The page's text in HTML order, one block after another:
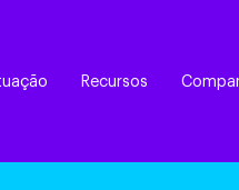
Recursos